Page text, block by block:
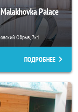
Palace
Обрыв, 7к1
ПОДРОБНЕЕ